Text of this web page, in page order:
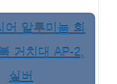
어 알루미늄 회
거치대 AP-2,
실버